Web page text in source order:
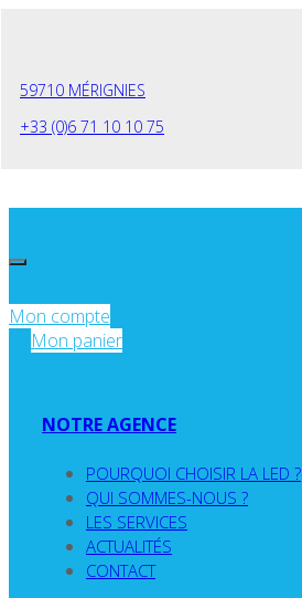
59710 MÉRIGNIES
+33 (0)6 71 10 10 75
Mon compte
Mon panier
NOTRE AGENCE
POURQUOI CHOISIR LA LED ?
QUI SOMMES-NOUS ?
LES SERVICES
ACTUALITÉS
CONTACT